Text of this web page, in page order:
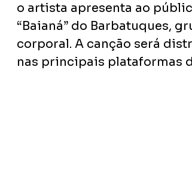
o artista apresenta ao
“Baianá” do Barbatuques,
corporal. A canção será
nas principais plataformas